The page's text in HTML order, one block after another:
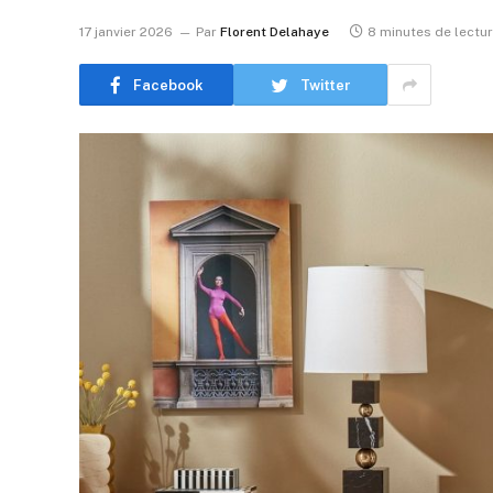
17 janvier 2026 Par Florent Delahaye 8 minutes de
Facebook Twitter